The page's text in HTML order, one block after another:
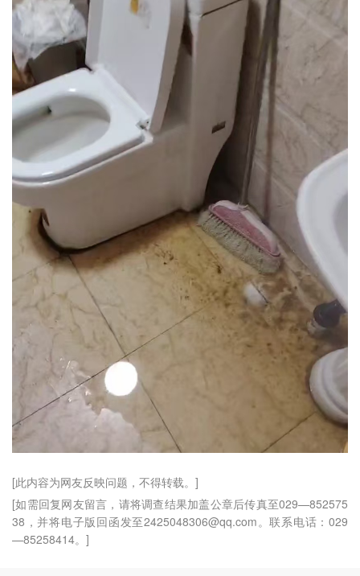
[此内容为网友反映问题，不得转载。]
[如需回复网友留言，请将调查结果加盖公章后传真至029—852575
38，并将电子版回函发至2425048306@qq.com。联系电话：029
—85258414。]